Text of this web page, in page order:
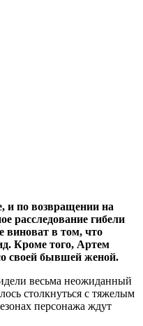
и по возвращении на
расследование гибели
виноват в том, что
Кроме того, Артем
своей бывшей женой.
весьма неожиданный
столкнуться с тяжелым
персонажа ждут